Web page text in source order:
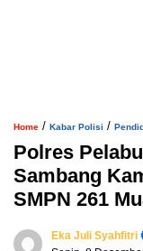
Home / Kabar Polisi /
Polres
Sambang
SMPN 261
Eka Juli Syahfitri